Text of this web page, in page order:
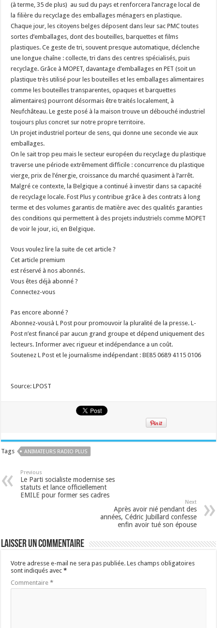
(à terme, 35 de plus) au sud du pays et renforcera l’ancrage local de
la filière du recyclage des emballages ménagers en plastique.
Chaque jour, les citoyens belges déposent dans leur sac PMC toutes
sortes d’emballages, dont des bouteilles, barquettes et films
plastiques. Ce geste de tri, souvent presque automatique, déclenche
une longue chaîne : collecte, tri dans des centres spécialisés, puis
recyclage. Grâce à MOPET, davantage d’emballages en PET (soit un
plastique très utilisé pour les bouteilles et les emballages alimentaires
comme les bouteilles transparentes, opaques et barquettes
alimentaires) pourront désormais être traités localement, à
Neufchâteau. Le geste posé à la maison trouve un débouché industriel
toujours plus concret sur notre propre territoire.
Un projet industriel porteur de sens, qui donne une seconde vie aux
emballages.
On le sait trop peu mais le secteur européen du recyclage du plastique
traverse une période extrêmement difficile : concurrence du plastique
vierge, prix de l’énergie, croissance du marché quasiment à l’arrêt.
Malgré ce contexte, la Belgique a continué à investir dans sa capacité
de recyclage locale. Fost Plus y contribue grâce à des contrats à long
terme et des volumes garantis de matière avec des qualités garanties
des conditions qui permettent à des projets industriels comme MOPET
de voir le jour, ici, en Belgique.
Vous voulez lire la suite de cet article ?
Cet article premium
est réservé à nos abonnés.
Vous êtes déjà abonné ?
Connectez-vous
Pas encore abonné ?
Abonnez-vousà L Post pour promouvoir la pluralité de la presse. L-
Post n’est financé par aucun grand groupe et dépend uniquement des
lecteurs. Informer avec rigueur et indépendance a un coût.
Soutenez L Post et le journalisme indépendant : BE85 0689 4115 0106
Source: LPOST
Tags ANIMATEURS RADIO PLUS
Previous
Le Parti socialiste modernise ses
statuts et lance officiellement
EMILE pour former ses cadres
Next
Après avoir nié pendant des
années, Cédric Jubillard confesse
enfin avoir tué son épouse
Laisser un commentaire
Votre adresse e-mail ne sera pas publiée. Les champs obligatoires
sont indiqués avec*
Commentaire*